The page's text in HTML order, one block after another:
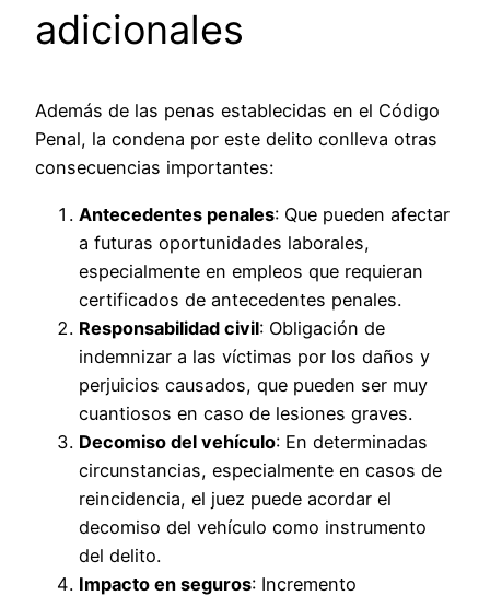
adicionales
Además de las penas establecidas en el Código
Penal, la condena por este delito conlleva otras
consecuencias importantes:
Antecedentes penales: Que pueden afectar
a futuras oportunidades laborales,
especialmente en empleos que requieran
certificados de antecedentes penales.
Responsabilidad civil: Obligación de
indemnizar a las víctimas por los daños y
perjuicios causados, que pueden ser muy
cuantiosos en caso de lesiones graves.
Decomiso del vehículo: En determinadas
circunstancias, especialmente en casos de
reincidencia, el juez puede acordar el
decomiso del vehículo como instrumento
del delito.
Impacto en seguros: Incremento